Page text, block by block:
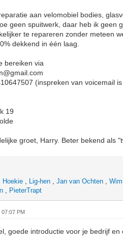
aan velomobiel bodies,
geen spuitwerk, daar heb ik geen
te repareren zonder meteen
dekkend in één laag.
bereiken via
(inspreken van voicemail
19
groet, Harry. Beter bekend als
Hoekie , Lig-hen ,Jan van Ochten ,
, PieterTrapt
07:07 PM
goede introductie voor je bedrijf